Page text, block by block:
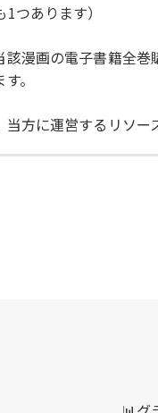
つあります）
漫画の電子書籍全
。
方に運営するリソ